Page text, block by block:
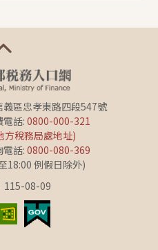
區忠孝東路四段547號
話: 0800-000-321
方稅務局處地址)
話: 0800-080-369
18:00 例假日除外)
115-08-09